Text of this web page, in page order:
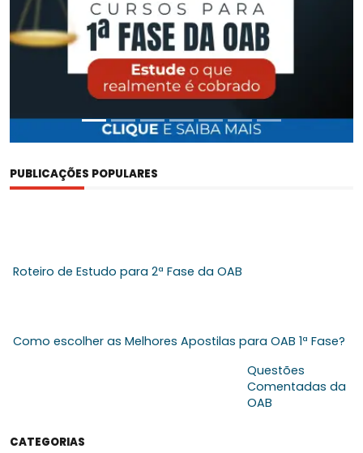
PUBLICAÇÕES POPULARES
Roteiro de Estudo para 2ª Fase da OAB
Como escolher as Melhores Apostilas para OAB 1ª Fase?
Questões
Comentadas da
OAB
CATEGORIAS